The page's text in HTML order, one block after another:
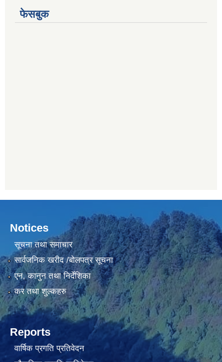
फेसबुक
Notices
सूचना तथा समाचार
सार्वजनिक खरीद /बोलपत्र सूचना
एन, कानुन तथा निर्देशिका
कर तथा शुल्कहरु
Reports
वार्षिक प्रगति प्रतिवेदन